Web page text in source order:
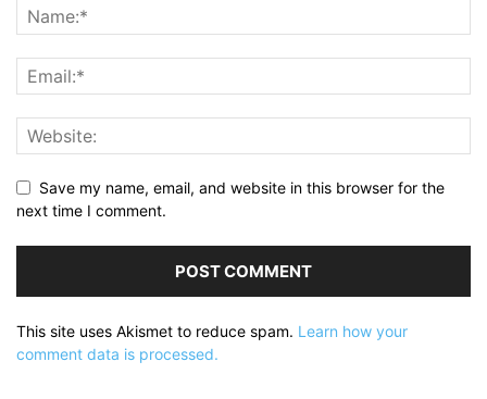
Save my name, email, and website in this browser for the
next time I comment.
This site uses Akismet to reduce spam. Learn how your
comment data is processed.